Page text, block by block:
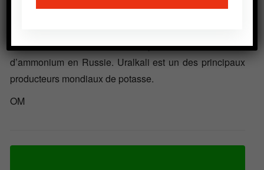
Uralchem est leader de la production du nitrate
d’ammonium en Russie. Uralkali est un des principaux
producteurs mondiaux de potasse.
OM